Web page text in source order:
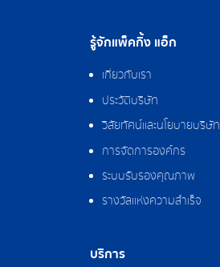
รู้จักแพ็คกิ้ง แอ็ก
เกี่ยวกับเรา
ประวัติบริษัท
วิสัยทัศน์และนโยบายบริษัท
การจัดการองค์กร
ระบบรับรองคุณภาพ
รางวัลแห่งความสำเร็จ
บริการ